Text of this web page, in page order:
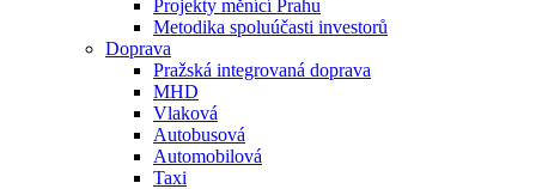
Projekty měnící Prahu
Metodika spoluúčasti investorů
Doprava
Pražská integrovaná doprava
MHD
Vlaková
Autobusová
Automobilová
Taxi